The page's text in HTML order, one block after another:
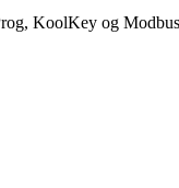
KoolKey og